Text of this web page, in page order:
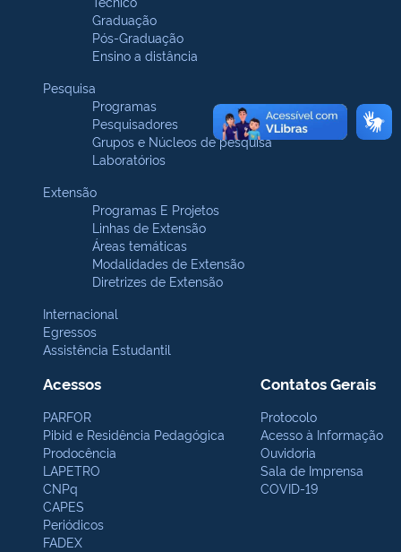
Graduação
Pós-Graduação
Ensino a distância
Pesquisa
Programas
Pesquisadores
Grupos e Núcleos de pesquisa
Laboratórios
Extensão
Programas E Projetos
Linhas de Extensão
Áreas temáticas
Modalidades de Extensão
Diretrizes de Extensão
Internacional
Egressos
Assistência Estudantil
Acessos
PARFOR
Pibid e Residência Pedagógica
Prodocência
LAPETRO
CNPq
CAPES
Periódicos
FADEX
Contatos Gerais
Protocolo
Acesso à Informação
Ouvidoria
Sala de Imprensa
COVID-19